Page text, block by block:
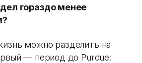
гораздо менее
можно разделить на
— период до Purdue: